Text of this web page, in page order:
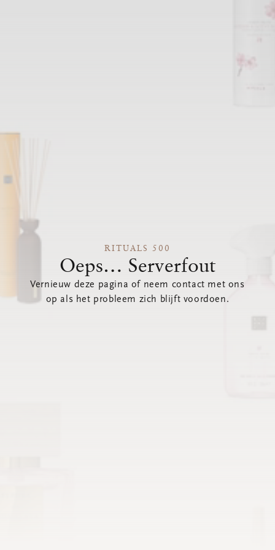
RITUALS 500
Oeps… Serverfout
Vernieuw deze pagina of neem contact met ons
op als het probleem zich blijft voordoen.